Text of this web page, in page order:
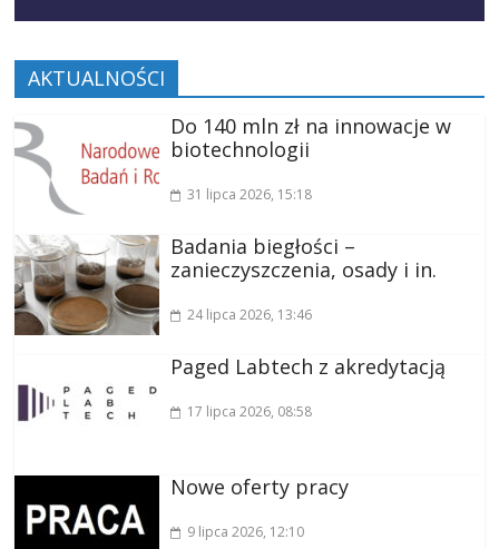
AKTUALNOŚCI
Do 140 mln zł na innowacje w
biotechnologii
31 lipca 2026, 15:18
Badania biegłości –
zanieczyszczenia, osady i in.
24 lipca 2026, 13:46
Paged Labtech z akredytacją
17 lipca 2026, 08:58
Nowe oferty pracy
9 lipca 2026, 12:10